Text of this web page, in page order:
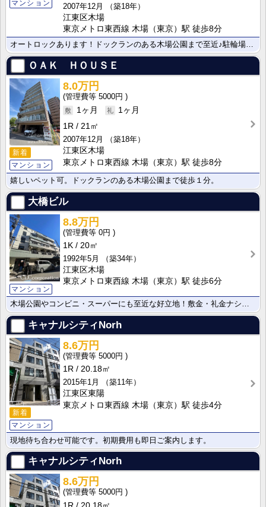
マンション
2007年12月
（築18年）
江東区木場
東京メトロ東西線 木場（東京）駅 徒歩8分
オートロックあります！ドックランのある木場公園まで至近♪駐輪場1台まで無料！
ＯＡＫ ＨＯＵＳＥ
新着
マンション
8.0万円
5000円
1ヶ月
1ヶ月
1R
21㎡
2007年12月
（築18年）
江東区木場
東京メトロ東西線 木場（東京）駅 徒歩8分
嬉しいペット可。ドックランのある木場公園まで徒歩１分。
大橋ビル
マンション
8.8万円
0円
1K
20㎡
1992年5月
（築34年）
江東区木場
東京メトロ東西線 木場（東京）駅 徒歩6分
木場公園やコンビニ・スーパーにも至近な好立地！敷金・礼金ナシで初期費用が格段に抑えられます！
キャナルシティNorh
新着
マンション
8.6万円
5000円
1R
20.18㎡
2015年1月
（築11年）
江東区東陽
東京メトロ東西線 木場（東京）駅 徒歩4分
現地待ち合わせ可能です。初期費用も即日ご案内します。
キャナルシティNorh
8.6万円
5000円